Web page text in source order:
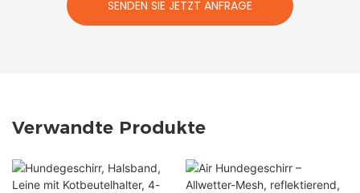
SENDEN SIE JETZT ANFRAGE
Verwandte Produkte